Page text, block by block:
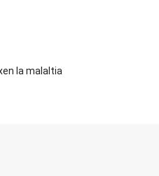
la malaltia